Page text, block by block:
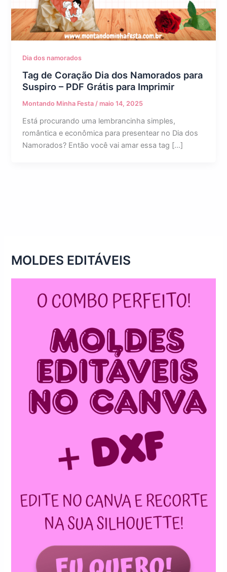
Dia dos namorados
Tag de Coração Dia dos Namorados para
Suspiro – PDF Grátis para Imprimir
Montando Minha Festa/ maio 14, 2025
Está procurando uma lembrancinha simples,
romântica e econômica para presentear no Dia dos
Namorados? Então você vai amar essa tag […]
MOLDES EDITÁVEIS